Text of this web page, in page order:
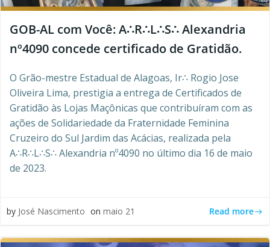
GOB-AL com Você: A∴R∴L∴S∴ Alexandria
nº4090 concede certificado de Gratidão.
O Grão-mestre Estadual de Alagoas, Ir∴ Rogio Jose
Oliveira Lima, prestigia a entrega de Certificados de
Gratidão às Lojas Maçônicas que contribuíram com as
ações de Solidariedade da Fraternidade Feminina
Cruzeiro do Sul Jardim das Acácias, realizada pela
A∴R∴L∴S∴ Alexandria nº4090 no último dia 16 de maio
de 2023.
by José Nascimento on maio 21 Read more